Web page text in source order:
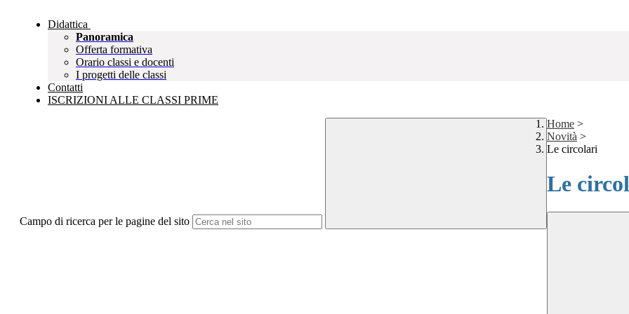
Didattica
Panoramica
Offerta formativa
Orario classi e docenti
I progetti delle classi
Contatti
ISCRIZIONI ALLE CLASSI PRIME
Campo di ricerca per le pagine del sito
Home >
Novità >
Le circolari
Le